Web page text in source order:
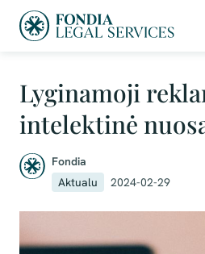
Lyginamoji
intelektinė
Fondia
Aktualu
2024-02-29